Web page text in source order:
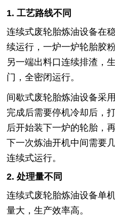
1. 工艺路线不同
连续式废轮胎炼油设备在
续运行，一炉一炉轮胎胶
另一端出料口连续排渣，
门，全密闭运行。
间歇式废轮胎炼油设备采
完成后需要停机冷却后，
后开始装下一炉的轮胎，
下一次炼油开机中间需要
连续式运行。
2. 处理量不同
连续式废轮胎炼油设备单
量大，生产效率高。